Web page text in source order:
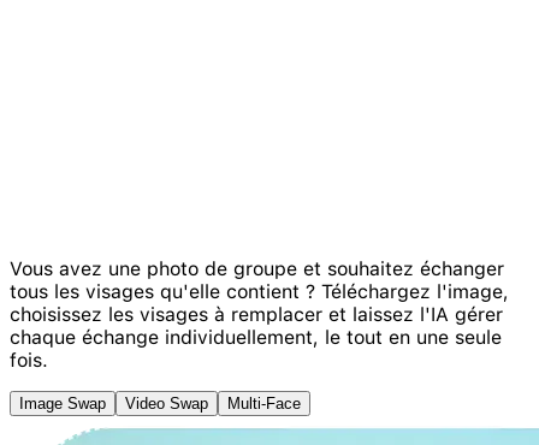
Vous avez une photo de groupe et souhaitez échanger
tous les visages qu'elle contient ? Téléchargez l'image,
choisissez les visages à remplacer et laissez l'IA gérer
chaque échange individuellement, le tout en une seule
fois.
Image Swap Video Swap Multi-Face